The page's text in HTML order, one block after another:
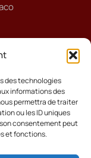
des technologies
informations des
permettra de traiter
ou les ID uniques
consentement peut
et fonctions.